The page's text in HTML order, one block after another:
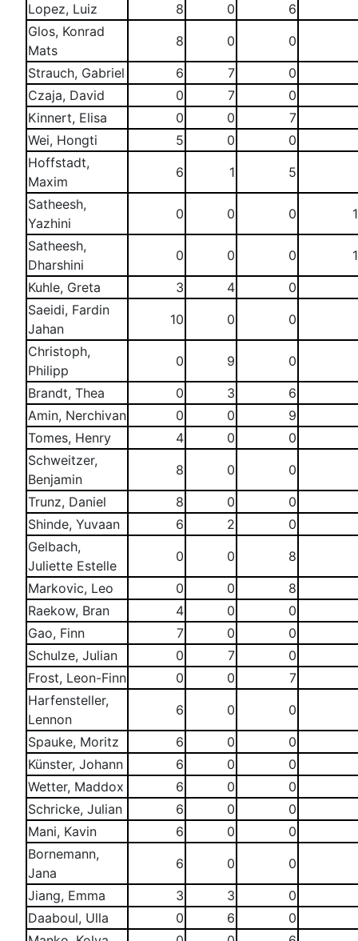
Lopez, Luiz
8 0
6
Glos, Konrad
Mats
8 0
0
Strauch, Gabriel
6 7
0
Czaja, David
0 7
0
Kinnert, Elisa
0 0
7
Wei, Hongti
5 0
0
Hoffstadt,
Maxim
6 1
5
Satheesh,
Yazhini
0 0 0
Satheesh,
Dharshini
0 0 0
Kuhle, Greta
3 4
0
Saeidi, Fardin
Jahan
10 0
0
Christoph,
Philipp
0 9
0
Brandt, Thea
0 3
6
Amin, Nerchivan
0 0
9
Tomes, Henry
4 0
0
Schweitzer,
Benjamin
8 0
0
Trunz, Daniel
8 0
0
Shinde, Yuvaan
6 2
0
Gelbach,
Juliette Estelle
0 0
8
Markovic, Leo
0 0
8
Raekow, Bran
4 0
0
Gao, Finn
7 0
0
Schulze, Julian
0 7
0
Frost, Leon-Finn
0 0
7
Harfensteller,
Lennon
6 0
0
Spauke, Moritz
6 0
0
Künster, Johann
6 0
0
Wetter, Maddox
6 0
0
Schricke, Julian
6 0
0
Mani, Kavin
6 0
0
Bornemann,
Jana
6 0
0
Jiang, Emma
3 3
0
Daaboul, Ulla
0 6
0